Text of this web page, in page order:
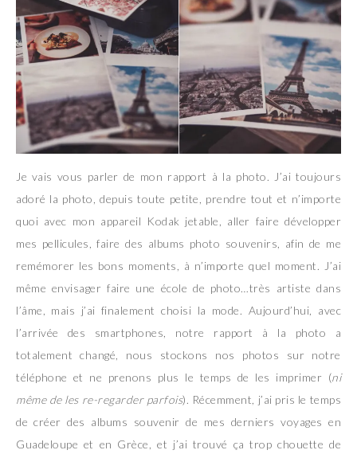
Je vais vous parler de mon rapport à la photo. J’ai toujours
adoré la photo, depuis toute petite, prendre tout et n’importe
quoi avec mon appareil Kodak jetable, aller faire développer
mes pellicules, faire des albums photo souvenirs, afin de me
remémorer les bons moments, à n’importe quel moment. J’ai
même envisager faire une école de photo…très artiste dans
l’âme, mais j’ai finalement choisi la mode. Aujourd’hui, avec
l’arrivée des smartphones, notre rapport à la photo a
totalement changé, nous stockons nos photos sur notre
téléphone et ne prenons plus le temps de les imprimer (ni
même de les re-regarder parfois). Récemment, j’ai pris le temps
de créer des albums souvenir de mes derniers voyages en
Guadeloupe et en Grèce, et j’ai trouvé ça trop chouette de